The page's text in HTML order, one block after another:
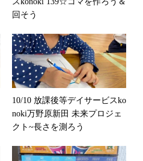
回そう
10/10 放課後等デイサービスko
noki万野原新田 未来プロジェ
クト~長さを測ろう